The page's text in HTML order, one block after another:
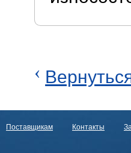
‹
Поставщикам Контакты